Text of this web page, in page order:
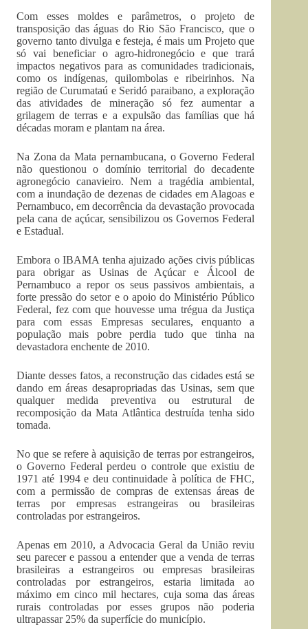
Com esses moldes e parâmetros, o projeto de
transposição das águas do Rio São Francisco, que o
governo tanto divulga e festeja, é mais um Projeto que
só vai beneficiar o agro-hidronegócio e que trará
impactos negativos para as comunidades tradicionais,
como os indígenas, quilombolas e ribeirinhos. Na
região de Curumataú e Seridó paraibano, a exploração
das atividades de mineração só fez aumentar a
grilagem de terras e a expulsão das famílias que há
décadas moram e plantam na área.
Na Zona da Mata pernambucana, o Governo Federal
não questionou o domínio territorial do decadente
agronegócio canavieiro. Nem a tragédia ambiental,
com a inundação de dezenas de cidades em Alagoas e
Pernambuco, em decorrência da devastação provocada
pela cana de açúcar, sensibilizou os Governos Federal
e Estadual.
Embora o IBAMA tenha ajuizado ações civis públicas
para obrigar as Usinas de Açúcar e Álcool de
Pernambuco a repor os seus passivos ambientais, a
forte pressão do setor e o apoio do Ministério Público
Federal, fez com que houvesse uma trégua da Justiça
para com essas Empresas seculares, enquanto a
população mais pobre perdia tudo que tinha na
devastadora enchente de 2010.
Diante desses fatos, a reconstrução das cidades está se
dando em áreas desapropriadas das Usinas, sem que
qualquer medida preventiva ou estrutural de
recomposição da Mata Atlântica destruída tenha sido
tomada.
No que se refere à aquisição de terras por estrangeiros,
o Governo Federal perdeu o controle que existiu de
1971 até 1994 e deu continuidade à política de FHC,
com a permissão de compras de extensas áreas de
terras por empresas estrangeiras ou brasileiras
controladas por estrangeiros.
Apenas em 2010, a Advocacia Geral da União reviu
seu parecer e passou a entender que a venda de terras
brasileiras a estrangeiros ou empresas brasileiras
controladas por estrangeiros, estaria limitada ao
máximo em cinco mil hectares, cuja soma das áreas
rurais controladas por esses grupos não poderia
ultrapassar 25% da superfície do município.